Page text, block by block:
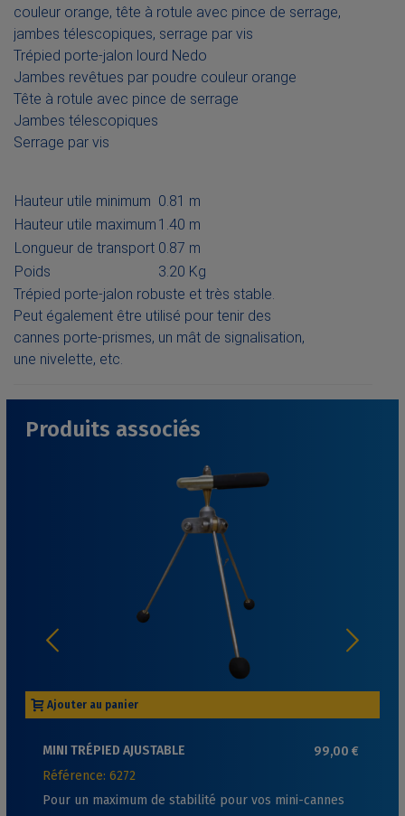
couleur orange, tête à rotule avec pince de serrage,
jambes télescopiques, serrage par vis
Trépied porte-jalon lourd Nedo
Jambes revêtues par poudre couleur orange
Tête à rotule avec pince de serrage
Jambes télescopiques
Serrage par vis
Hauteur utile minimum 0.81 m
Hauteur utile maximum 1.40 m
Longueur de transport 0.87 m
Poids
3.20 Kg
Trépied porte-jalon robuste et très stable.
Peut également être utilisé pour tenir des
cannes porte-prismes, un mât de signalisation,
une nivelette, etc.
Produits associés
Ajouter au panier
MINI TRÉPIED AJUSTABLE 99,00 €
Référence: 6272
Pour un maximum de stabilité pour vos mini-cannes